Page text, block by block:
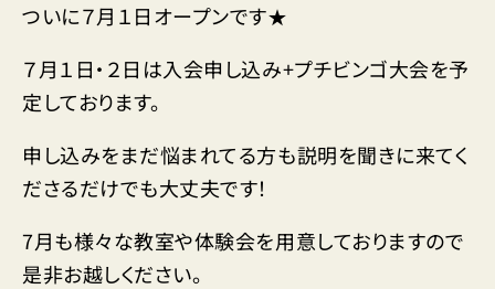
ついに７月１日オープンです★
７月１日・２日は入会申し込み+プチビンゴ大会を予
定しております。
申し込みをまだ悩まれてる方も説明を聞きに来てく
ださるだけでも大丈夫です！
7月も様々な教室や体験会を用意しておりますので
是非お越しください。